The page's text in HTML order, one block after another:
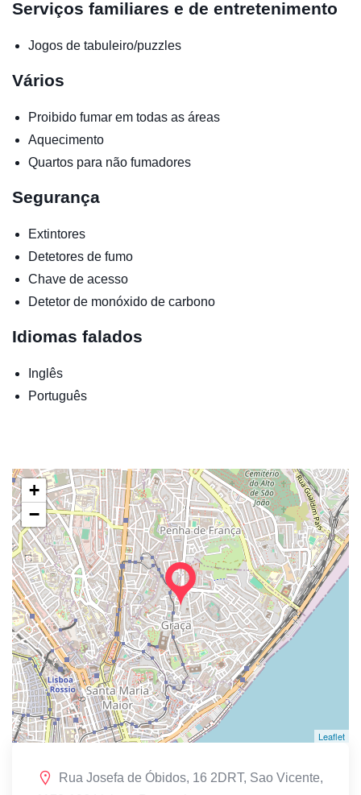
Serviços familiares e de entretenimento
Jogos de tabuleiro/puzzles
Vários
Proibido fumar em todas as áreas
Aquecimento
Quartos para não fumadores
Segurança
Extintores
Detetores de fumo
Chave de acesso
Detetor de monóxido de carbono
Idiomas falados
Inglês
Português
+
−
Leaflet
Rua Josefa de Óbidos, 16 2DRT, Sao Vicente,